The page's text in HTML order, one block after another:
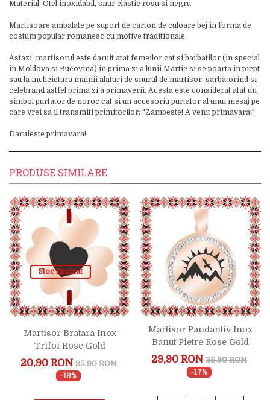
Material: Otel inoxidabil, snur elastic rosu si negru.
Martisoare ambalate pe suport de carton de culoare bej in forma de
costum popular romanesc cu motive traditionale.
Astazi, martisorul este daruit atat femeilor cat si barbatilor (in special
in Moldova si Bucovina) in prima zi a lunii Martie si se poarta in piept
sau la incheietura mainii alaturi de snurul de martisor, sarbatorind si
celebrand astfel prima zi a primaverii. Acesta este considerat atat un
simbol purtator de noroc cat si un accesoriu purtator al unui mesaj pe
care vrei sa il transmiti primitorilor: "Zambeste! A venit primavara!"
Daruieste primavara!
PRODUSE SIMILARE
Stoc Epuizat
Martisor Bratara Inox
Trifoi Rose Gold
Inimioara
20,90 RON 25,90 RON
-19%
Martisor Pandantiv Inox
Banut Pietre Rose Gold
Liniste
29,90 RON 35,90 RON
-17%